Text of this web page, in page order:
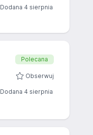
Dodana 4 sierpnia
Polecana
Obserwuj
Dodana 4 sierpnia